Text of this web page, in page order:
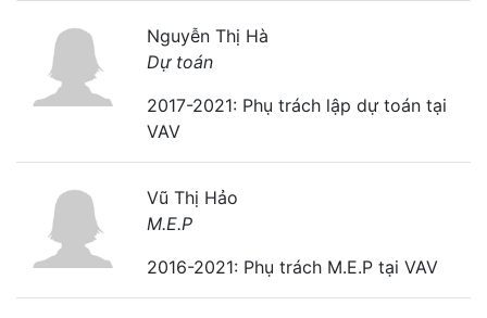
Nguyễn Thị Hà
Dự toán
2017-2021: Phụ trách lập dự toán tại
VAV
Vũ Thị Hảo
M.E.P
2016-2021: Phụ trách M.E.P tại VAV